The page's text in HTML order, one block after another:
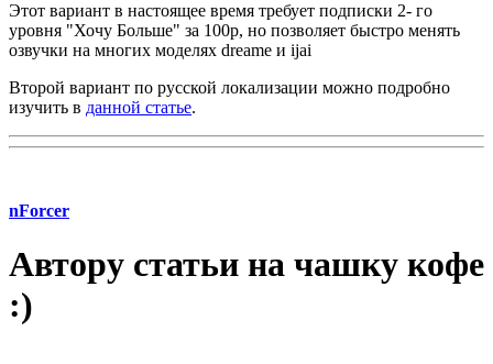
Этот вариант в настоящее время требует подписки 2- го
уровня "Хочу Больше" за 100р, но позволяет быстро менять
озвучки на многих моделях dreame и ijai
Второй вариант по русской локализации можно подробно
изучить в данной статье.
nForcer
Автору статьи на чашку кофе
:)